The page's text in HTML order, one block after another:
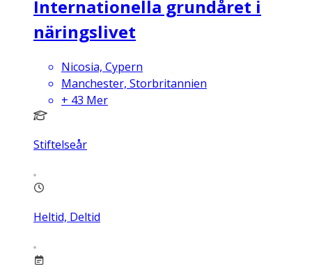
Internationella grundåret i
näringslivet
Nicosia, Cypern
Manchester, Storbritannien
+ 43 Mer
Stiftelseår
Heltid, Deltid